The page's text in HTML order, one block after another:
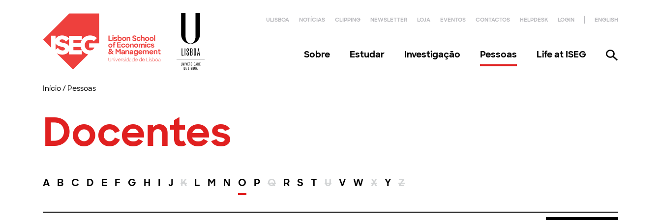
ULISBOA NOTÍCIAS CLIPPING NEWSLETTER LOJA EVENTOS CONTACTOS HELPDESK LOGIN ENGLISH
Sobre Estudar Investigação Pessoas Life at ISEG
Início/ Pessoas
Docentes
A B C D E F G H I J K L M N O P Q R S T U V W X Y Z